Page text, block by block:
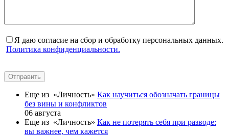
Я даю согласие на сбор и обработку персональных данных.
Политика конфиденциальности.
Отправить
Еще из «Личность» Как научиться обозначать границы
без вины и конфликтов
06 августа
Еще из «Личность» Как не потерять себя при разводе:
вы важнее, чем кажется